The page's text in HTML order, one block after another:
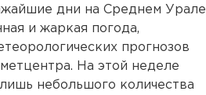
дни на Среднем Урале
и жаркая погода,
прогнозов
На этой неделе
небольшого количества